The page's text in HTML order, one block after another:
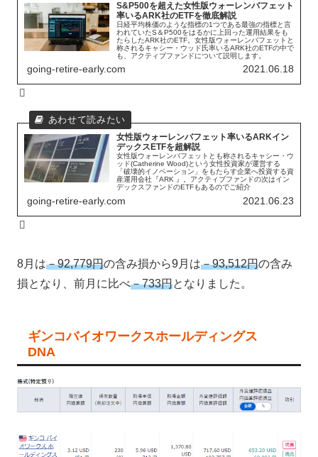
S&P500を超えた女性版ウォーレンバフェット
率いるARK社のETFを徹底解説
日経平均株価のような指標の1つである最強の指標と言
われていたS＆P500をはるかに上回った運用結果をも
たらしたARK社のETF。女性版ウォーレンバフェットと
称されるキャシー・ウッド氏率いるARK社のETFの中で
も、アクティブファンドについて説明します。
going-retire-early.com 2021.06.18
女性版ウォーレンバフェット率いるARKイン
デックスETFを超解説
女性版ウォーレンバフェットとも称されるキャシー・ウ
ッド(Catherine Wood)という女性投資家が運営する
「破壊的イノベーション」をもたらす企業へ投資する資
産運用会社『ARK 』。アクティブファンドの次はイン
デックスファンドのETFもあるのでご紹介
going-retire-early.com 2021.06.23
8月は－92,779円の含み損から9月は－93,512円の含み
損となり、前月に比べ－733円となりました。
ギンコバイオワークスホールディングス
DNA